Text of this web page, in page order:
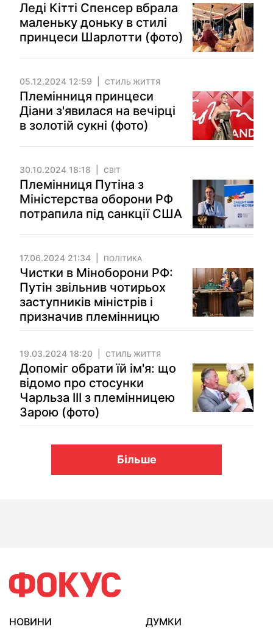
Леді Кітті Спенсер вбрала
маленьку доньку в стилі
принцеси Шарлотти (фото)
05.12.2024 12:59 СТИЛЬ ЖИТТЯ
Племінниця принцеси
Діани з'явилася на вечірці
в золотій сукні (фото)
30.10.2024 18:18 СВІТ
Племінниця Путіна з
Міністерства оборони РФ
потрапила під санкції США
17.06.2024 21:34 ПОЛІТИКА
Чистки в Міноборони РФ:
Путін звільнив чотирьох
заступників міністрів і
призначив племінницю
19.03.2024 18:20 СТИЛЬ ЖИТТЯ
Допоміг обрати їй ім'я: що
відомо про стосунки
Чарльза ІІІ з племінницею
Зарою (фото)
Більше
НОВИНИ
ДУМКИ